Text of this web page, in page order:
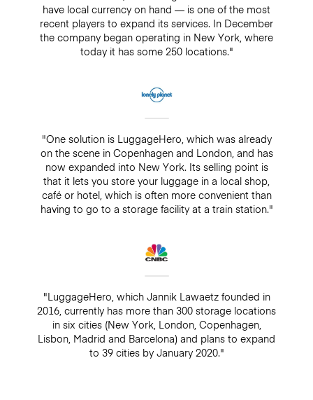
have local currency on hand — is one of the most
recent players to expand its services. In December
the company began operating in New York, where
today it has some 250 locations."
"One solution is LuggageHero, which was already
on the scene in Copenhagen and London, and has
now expanded into New York. Its selling point is
that it lets you store your luggage in a local shop,
café or hotel, which is often more convenient than
having to go to a storage facility at a train station."
"LuggageHero, which Jannik Lawaetz founded in
2016, currently has more than 300 storage locations
in six cities (New York, London, Copenhagen,
Lisbon, Madrid and Barcelona) and plans to expand
to 39 cities by January 2020."